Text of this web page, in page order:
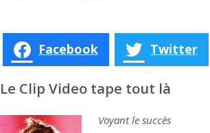
Facebook Twitter
Le Clip Video tape tout là
Voyant le succès